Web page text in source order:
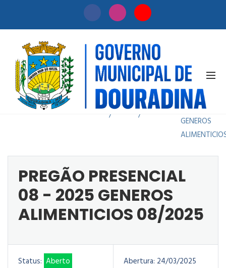
Início
/
Licitação
/
PREGÃO
PRESENCIAL
08 - 2025
GENEROS
PREGÃO PRESENCIAL
08 - 2025 GENEROS
ALIMENTICIOS 08/2025
Status: Aberto Abertura: 24/03/2025